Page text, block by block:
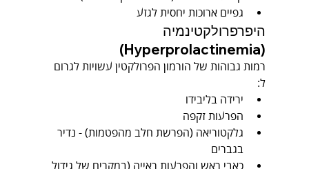
גפיים ארוכות יחסית לגזע
היפרפרולקטינמיה
(Hyperprolactinemia)
רמות גבוהות של הורמון הפרולקטין עשויות לגרום
ל:
ירידה בליבידו
הפרעות זקפה
גלקטוריאה (הפרשת חלב מהפטמות) - נדיר
בגברים
כאבי ראש והפרעות ראייה (במקרים של גידול